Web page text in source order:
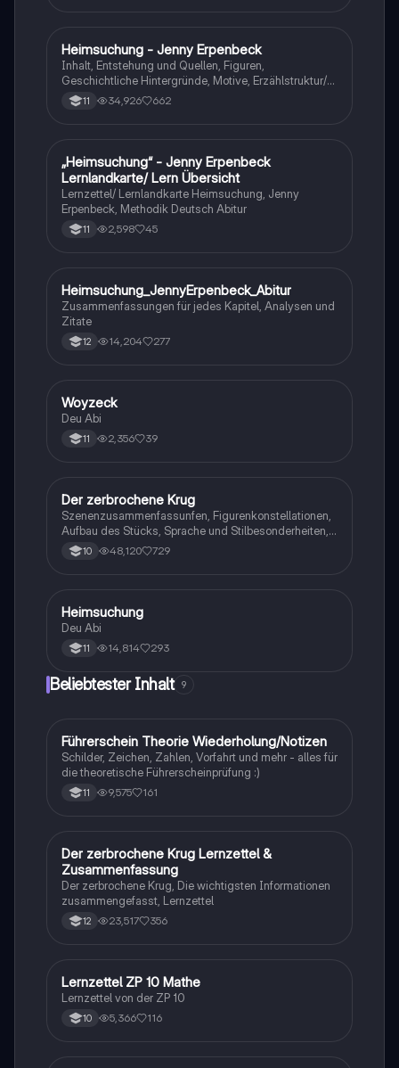
Deutsch
Heimsuchung - Jenny Erpenbeck
Inhalt, Entstehung und Quellen, Figuren,
Geschichtliche Hintergründe, Motive, Erzählstruktur/-
stil 11 34,926 662
Deutsch
„Heimsuchung“ - Jenny Erpenbeck
Lernlandkarte/ Lern Übersicht
Lernzettel/ Lernlandkarte Heimsuchung, Jenny
Erpenbeck, Methodik Deutsch Abitur
11 2,598 45
Deutsch
Heimsuchung_JennyErpenbeck_Abitur
Zusammenfassungen für jedes Kapitel, Analysen und
Zitate
12 14,204 277
Deutsch
Woyzeck
Deu Abi
11 2,356 39
Deutsch
Der zerbrochene Krug
Szenenzusammenfassunfen, Figurenkonstellationen,
Aufbau des Stücks, Sprache und Stilbesonderheiten,
Aussageabsicht, Thematik, Interpretation
10 48,120 729
Deutsch
Heimsuchung
Deu Abi
11 14,814 293
Beliebtester Inhalt 9
Lerntipps
Führerschein Theorie Wiederholung/Notizen
Schilder, Zeichen, Zahlen, Vorfahrt und mehr - alles für
die theoretische Führerscheinprüfung :)
11 9,575 161
Deutsch
Der zerbrochene Krug Lernzettel &
Zusammenfassung
Der zerbrochene Krug, Die wichtigsten Informationen
zusammengefasst, Lernzettel
12 23,517 356
Mathe
Lernzettel ZP 10 Mathe
Lernzettel von der ZP 10
10 5,366 116